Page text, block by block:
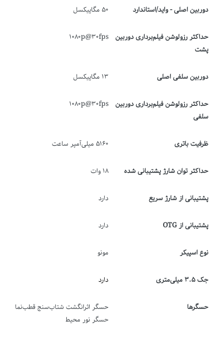
دوربین اصلی - واید/استاندارد 50 مگاپیکسل
حداکثر رزولوشن فیلم‌برداری دوربین‌
پشت
1080p@30fps
دوربین سلفی اصلی 13 مگاپیکسل
حداکثر رزولوشن فیلم‌برداری دوربین‌
سلفی
1080p@30fps
ظرفیت باتری 5160 میلی‌آمپر ساعت
حداکثر توان شارژ پشتیبانی شده 18 وات
پشتیبانی از شارژ سریع دارد
پشتیبانی از OTG دارد
نوع اسپیکر مونو
جک 3.5 میلی‌متری دارد
حسگرها
حسگر اثرانگشت شتاب‌سنج قطب‌نما
حسگر نور محیط